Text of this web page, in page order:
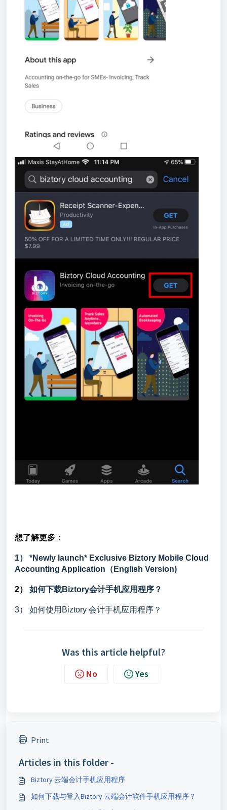
想了解更多：
1） *Newly launch* Exclusive Biztory Mobile Cloud
Accounting Application（English Version)
2） 如何下载Biztory会计手机应用程序？
3） 如何使用Biztory 会计手机应用程序？
Was this article helpful?
No Yes
Print
Articles in this folder -
Biztory 云端会计手机应用程序
如何下载与登入Biztory 云端会计软件手机应用程序？